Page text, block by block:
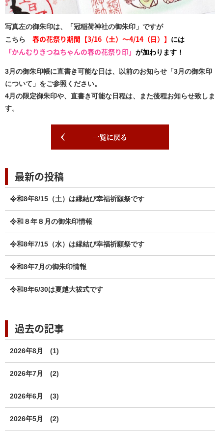
写真左の御朱印は、「冠稲荷神社の御朱印」ですが
こちら 春の花祭り期間【3/16（土）～4/14（日）】 には
「かんむりきつねちゃんの春の花祭り印」 が加わります！
3月の御朱印帳に直書き可能な日は、以前のお知らせ「3月の御朱印
について」をご参照ください。
4月の限定御朱印や、直書き可能な日程は、また後程お知らせ致しま
す。
一覧に戻る
最新の投稿
令和8年8/15（土）は縁結び幸福祈願祭です
令和８年８月の御朱印情報
令和8年7/15（水）は縁結び幸福祈願祭です
令和8年7月の御朱印情報
令和8年6/30は夏越大祓式です
過去の記事
2026年8月 (1)
2026年7月 (2)
2026年6月 (3)
2026年5月 (2)